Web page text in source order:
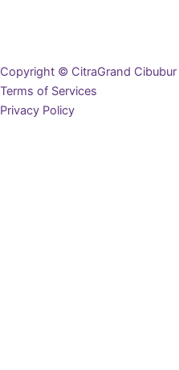
Copyright © CitraGrand Cibubur
Terms of Services
Privacy Policy